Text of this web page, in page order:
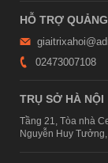
HỖ TRỢ
02473007108
TRỤ SỞ HÀ NỘI
Tầng 21, Tòa nhà
Nguyễn Huy